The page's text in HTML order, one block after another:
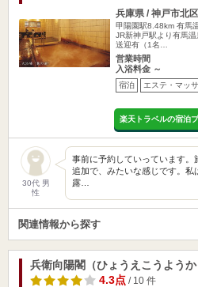
兵庫県 / 神戸市北
甲陽園駅8.48km 有馬
JR新神戸駅より有馬
送迎有（1名…
営業時間
入浴料金 ～
宿泊 エステ・マッ
楽天トラベルの宿泊
30代 男
性
事前に予約していっています。
追加で、みたいな感じです。
露…
関連情報から探す
兵衛向陽閣（ひょうえこうようか
4.3点/ 10 件